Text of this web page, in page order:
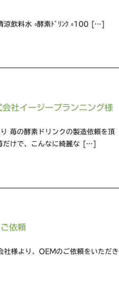
涼飲料水 ▫️酵素ﾄﾞﾘﾝｸ ▫️100 […]
社イージープランニング様
苺の酵素ドリンクの製造依頼を頂
だけで、こんなに綺麗な […]
依頼
社様より、OEMのご依頼をいただき